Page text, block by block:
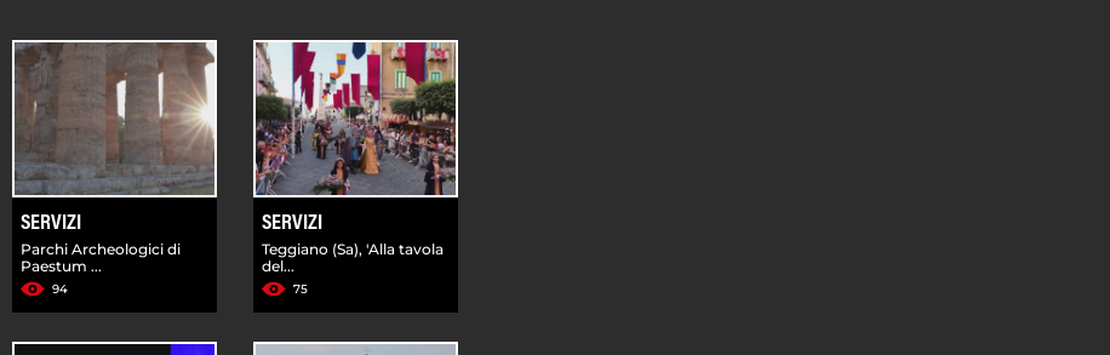
SERVIZI
Parchi Archeologici di
Paestum ...
94
SERVIZI
Teggiano (Sa), 'Alla tavola
del...
75